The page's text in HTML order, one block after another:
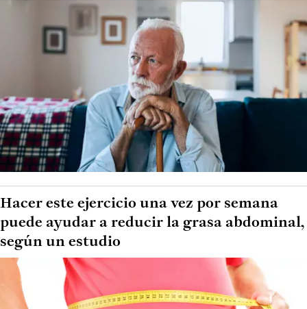
Hacer este ejercicio una vez por semana
puede ayudar a reducir la grasa abdominal,
según un estudio